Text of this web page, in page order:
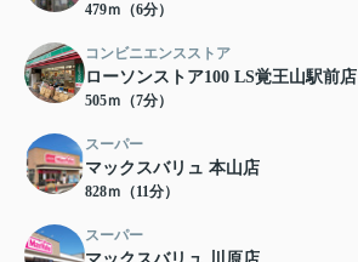
479ｍ（6分）
コンビニエンスストア
ローソンストア100 LS覚王山駅前店
505ｍ（7分）
スーパー
マックスバリュ 本山店
828ｍ（11分）
スーパー